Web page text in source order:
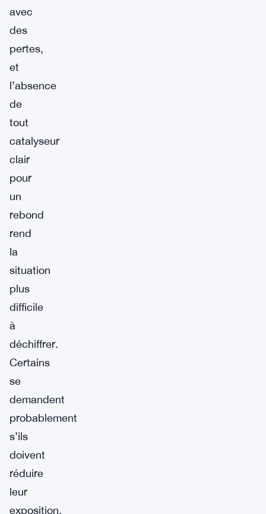
avec
des
pertes,
et
l’absence
de
tout
catalyseur
clair
pour
un
rebond
rend
la
situation
plus
difficile
à
déchiffrer.
Certains
se
demandent
probablement
s’ils
doivent
réduire
leur
exposition.